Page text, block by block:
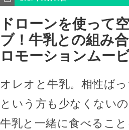
ドローンを使って
ブ！牛乳との組み
ロモーションムー
オレオと牛乳。相性ば
という方も少なくない
牛乳と一緒に食べるこ